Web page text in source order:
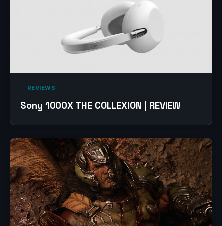
‎ REVIEWS‎
Sony 1000X THE COLLEXION | REVIEW